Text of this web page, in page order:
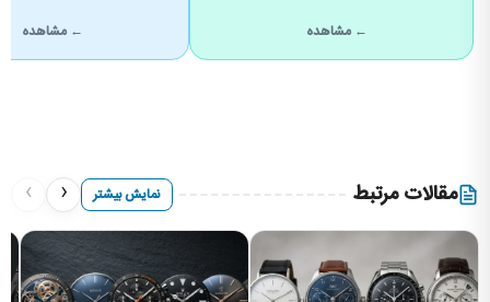
← مشاهده ← مشاهده
مقالات مرتبط نمایش بیشتر ‹
›